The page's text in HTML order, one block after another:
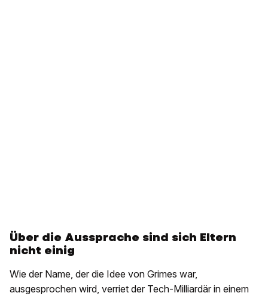
Über die Aussprache sind sich Eltern
nicht einig
Wie der Name, der die Idee von Grimes war,
ausgesprochen wird, verriet der Tech-Milliardär in einem